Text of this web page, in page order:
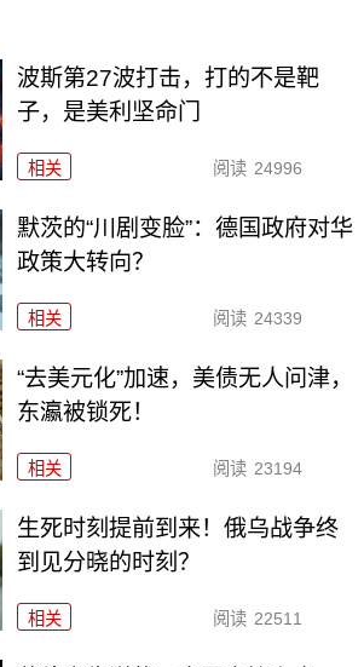
波斯第27波打击，打的不是靶
子，是美利坚命门
相关 阅读 24996
默茨的“川剧变脸”：德国政府对华
政策大转向？
相关 阅读 24339
“去美元化”加速，美债无人问津，
东瀛被锁死！
相关 阅读 23194
生死时刻提前到来！俄乌战争终
到见分晓的时刻？
相关 阅读 22511